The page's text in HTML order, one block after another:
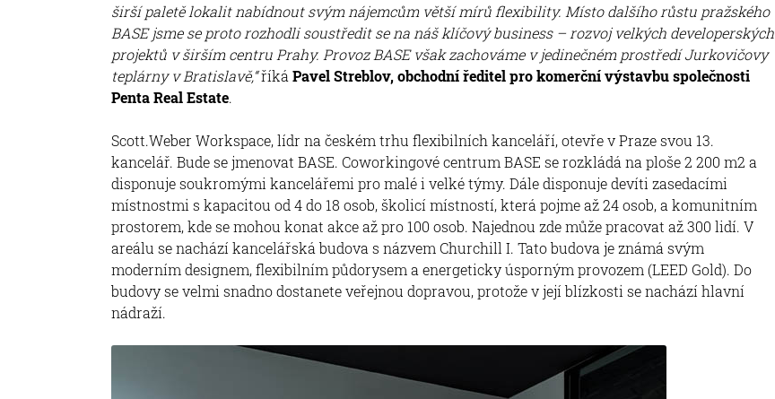
širší paletě lokalit nabídnout svým nájemcům větší mírů flexibility. Místo dalšího růstu pražského
BASE jsme se proto rozhodli soustředit se na náš klíčový business – rozvoj velkých developerských
projektů v širším centru Prahy. Provoz BASE však zachováme v jedinečném prostředí Jurkovičovy
teplárny v Bratislavě,“říká Pavel Streblov, obchodní ředitel pro komerční výstavbu společnosti
Penta Real Estate.
Scott.Weber Workspace, lídr na českém trhu flexibilních kanceláří, otevře v Praze svou 13.
kancelář. Bude se jmenovat BASE. Coworkingové centrum BASE se rozkládá na ploše 2 200 m2 a
disponuje soukromými kancelářemi pro malé i velké týmy. Dále disponuje devíti zasedacími
místnostmi s kapacitou od 4 do 18 osob, školicí místností, která pojme až 24 osob, a komunitním
prostorem, kde se mohou konat akce až pro 100 osob. Najednou zde může pracovat až 300 lidí. V
areálu se nachází kancelářská budova s názvem Churchill I. Tato budova je známá svým
moderním designem, flexibilním půdorysem a energeticky úsporným provozem (LEED Gold). Do
budovy se velmi snadno dostanete veřejnou dopravou, protože v její blízkosti se nachází hlavní
nádraží.